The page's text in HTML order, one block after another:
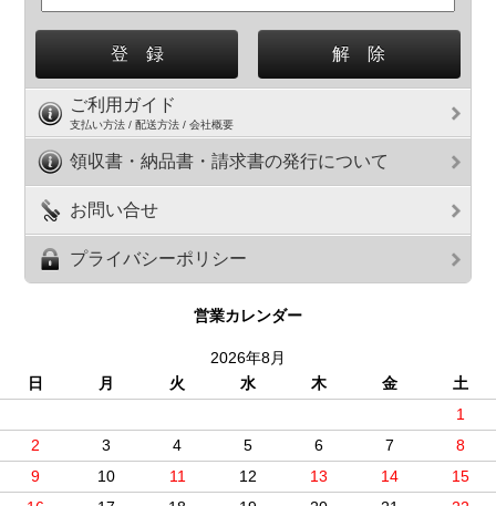
ご利用ガイド
支払い方法 / 配送方法 / 会社概要
領収書・納品書・請求書の発行について
お問い合せ
プライバシーポリシー
営業カレンダー
2026年8月
日
月 火 水 木 金
土
1
2
3 4 5 6 7
8
9
10 11 12 13 14
15